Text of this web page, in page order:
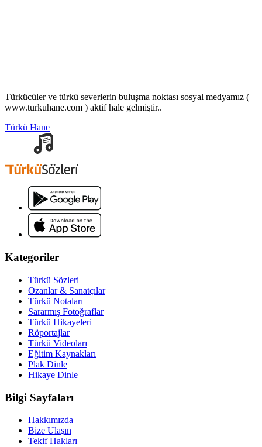
Türkücüler ve türkü severlerin buluşma noktası sosyal medyamız (
www.turkuhane.com ) aktif hale gelmiştir..
Türkü Hane
Kategoriler
Türkü Sözleri
Ozanlar & Sanatçılar
Türkü Notaları
Sararmış Fotoğraflar
Türkü Hikayeleri
Röportajlar
Türkü Videoları
Eğitim Kaynakları
Plak Dinle
Hikaye Dinle
Bilgi Sayfaları
Hakkımızda
Bize Ulaşın
Tekif Hakları